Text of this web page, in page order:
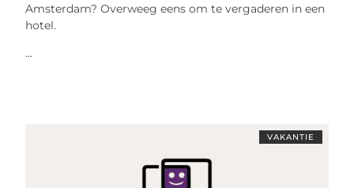
Amsterdam? Overweeg eens om te vergaderen in een
hotel.
...
VAKANTIE